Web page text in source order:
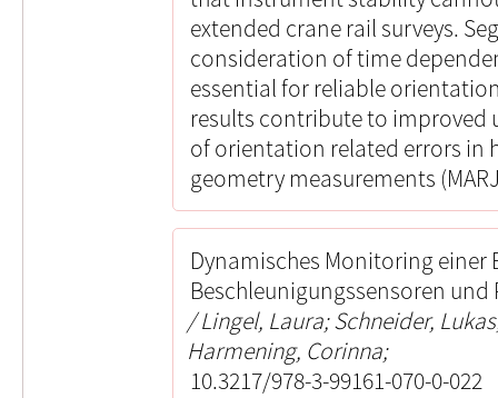
extended crane rail surveys.
consideration of time
essential for reliable
results contribute to
of orientation related errors in
geometry measurements
Dynamisches Monitoring
Beschleunigungssensoren
Lingel, Laura; Schneider,
Harmening, Corinna;
10.3217/978-3-99161-070-0-022